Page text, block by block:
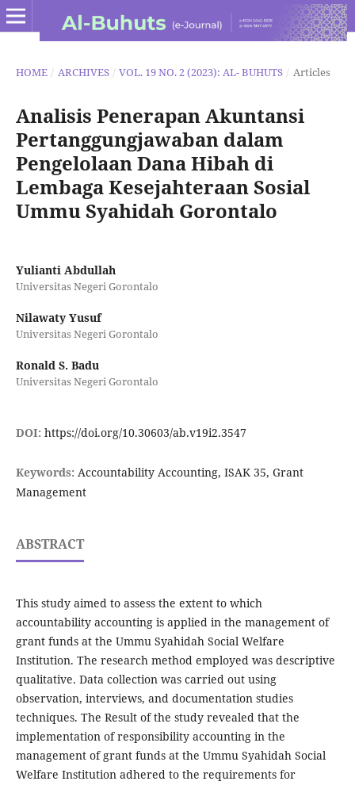
HOME / ARCHIVES / VOL. 19 NO. 2 (2023): AL- BUHUTS / Articles
Analisis Penerapan Akuntansi
Pertanggungjawaban dalam
Pengelolaan Dana Hibah di
Lembaga Kesejahteraan Sosial
Ummu Syahidah Gorontalo
Yulianti Abdullah
Universitas Negeri Gorontalo
Nilawaty Yusuf
Universitas Negeri Gorontalo
Ronald S. Badu
Universitas Negeri Gorontalo
DOI: https://doi.org/10.30603/ab.v19i2.3547
Keywords: Accountability Accounting, ISAK 35, Grant
Management
ABSTRACT
This study aimed to assess the extent to which
accountability accounting is applied in the management of
grant funds at the Ummu Syahidah Social Welfare
Institution. The research method employed was descriptive
qualitative. Data collection was carried out using
observation, interviews, and documentation studies
techniques. The Result of the study revealed that the
implementation of responsibility accounting in the
management of grant funds at the Ummu Syahidah Social
Welfare Institution adhered to the requirements for